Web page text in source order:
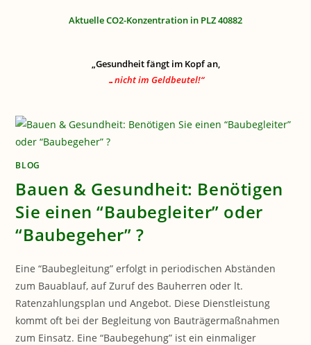
Aktuelle CO2-Konzentration in PLZ 40882
„Gesundheit fängt im Kopf an,
…nicht im Geldbeutel!“
BLOG
Bauen & Gesundheit: Benötigen
Sie einen “Baubegleiter” oder
“Baubegeher” ?
Eine “Baubegleitung” erfolgt in periodischen Abständen
zum Bauablauf, auf Zuruf des Bauherren oder lt.
Ratenzahlungsplan und Angebot. Diese Dienstleistung
kommt oft bei der Begleitung von Bauträgermaßnahmen
zum Einsatz. Eine “Baubegehung” ist ein einmaliger